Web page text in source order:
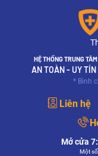
HỆ THỐNG TRUNG
AN TOÀN - UY
* Bình
Liên hệ
Mở cửa
Một